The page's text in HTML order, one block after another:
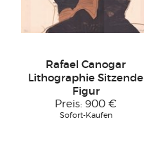
Rafael Canogar
Lithographie Sitzende
Figur
Preis: 900 €
Sofort-Kaufen